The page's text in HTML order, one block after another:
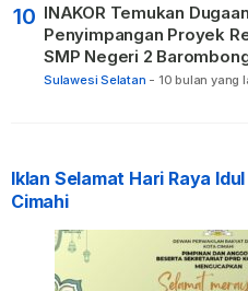
10 INAKOR Temukan Dugaan
Penyimpangan Proyek
SMP Negeri 2
Sulawesi Selatan - 10 bulan yang
Iklan Selamat Hari Raya
Cimahi